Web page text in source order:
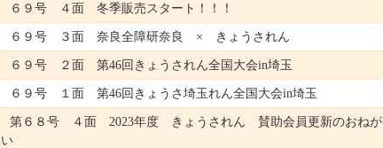
６９号 ４面 冬季販売スタート！！！
６９号 ３面 奈良全障研奈良 × きょうされん
６９号 ２面 第46回きょうされん全国大会in埼玉
６９号 １面 第46回きょうさ埼玉れん全国大会in埼玉
第６８号 ４面 2023年度 きょうされん 賛助会員更新のおねが
い